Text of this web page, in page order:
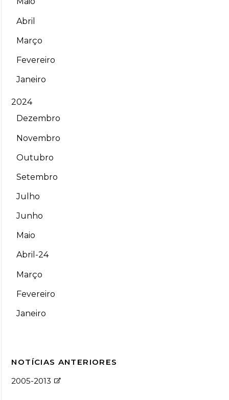
Abril
Março
Fevereiro
Janeiro
2024
Dezembro
Novembro
Outubro
Setembro
Julho
Junho
Maio
Abril-24
Março
Fevereiro
Janeiro
NOTÍCIAS ANTERIORES
2005-2013